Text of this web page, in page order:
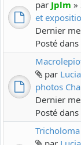
par Jplm »
et
Dernier
Posté dans
par
photos
Dernier
Posté dans